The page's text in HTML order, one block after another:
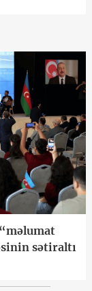
sətiraltı